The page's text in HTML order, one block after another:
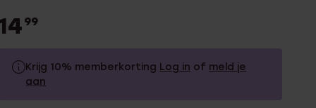
99
Krijg 10% memberkorting Log in of meld je
aan